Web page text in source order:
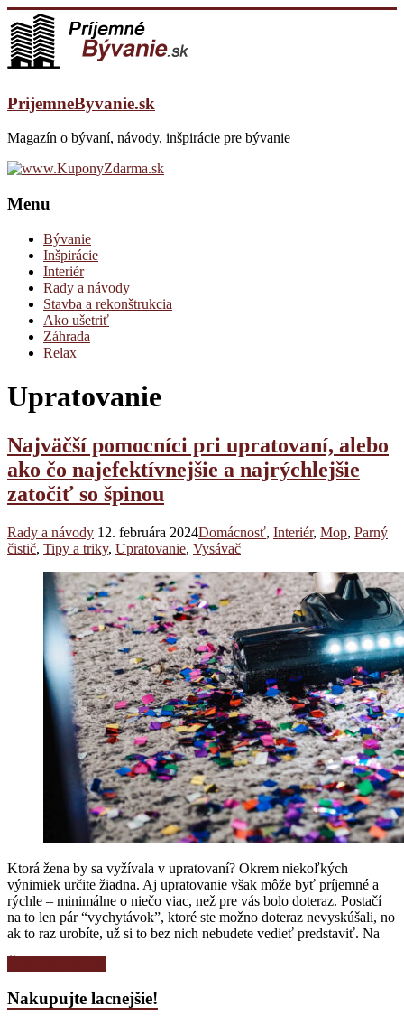
PrijemneByvanie.sk
Magazín o bývaní, návody, inšpirácie pre bývanie
Menu
Bývanie
Inšpirácie
Interiér
Rady a návody
Stavba a rekonštrukcia
Ako ušetriť
Záhrada
Relax
Upratovanie
Najväčší pomocníci pri upratovaní, alebo
ako čo najefektívnejšie a najrýchlejšie
zatočiť so špinou
Rady a návody 12. februára 2024Domácnosť, Interiér, Mop, Parný
čistič, Tipy a triky, Upratovanie, Vysávač
Ktorá žena by sa vyžívala v upratovaní? Okrem niekoľkých
výnimiek určite žiadna. Aj upratovanie však môže byť príjemné a
rýchle – minimálne o niečo viac, než pre vás bolo doteraz. Postačí
na to len pár “vychytávok”, ktoré ste možno doteraz nevyskúšali, no
ak to raz urobíte, už si to bez nich nebudete vedieť predstaviť. Na
Nakupujte lacnejšie!